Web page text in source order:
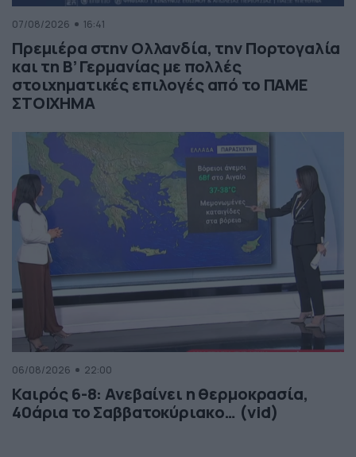
07/08/2026 16:41
Πρεμιέρα στην Ολλανδία, την Πορτογαλία
και τη Β’ Γερμανίας με πολλές
στοιχηματικές επιλογές από το ΠΑΜΕ
ΣΤΟΙΧΗΜΑ
06/08/2026 22:00
Καιρός 6-8: Ανεβαίνει η θερμοκρασία,
40άρια το Σαββατοκύριακο… (vid)